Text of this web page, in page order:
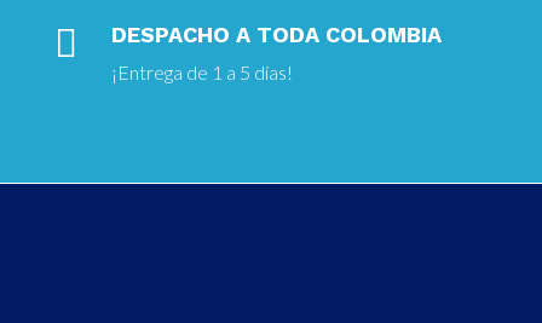
 DESPACHO A TODA COLOMBIA
¡Entrega de 1 a 5 días!